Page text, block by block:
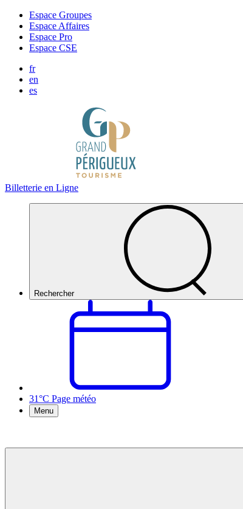
Espace Groupes
Espace Affaires
Espace Pro
Espace CSE
fr
en
es
Billetterie en Ligne
Rechercher
31°C Page météo
Menu